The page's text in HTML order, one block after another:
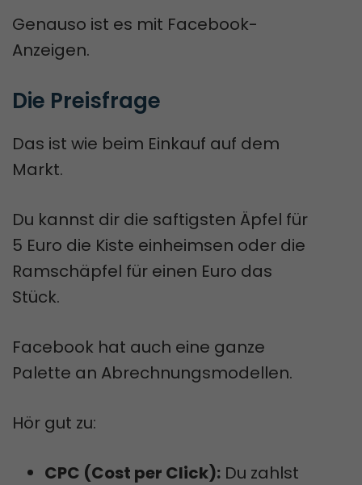
Genauso ist es mit Facebook-
Anzeigen.
Die Preisfrage
Das ist wie beim Einkauf auf dem
Markt.
Du kannst dir die saftigsten Äpfel für
5 Euro die Kiste einheimsen oder die
Ramschäpfel für einen Euro das
Stück.
Facebook hat auch eine ganze
Palette an Abrechnungsmodellen.
Hör gut zu:
CPC (Cost per Click): Du zahlst